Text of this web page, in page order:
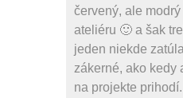
červený, ale
ateliéru 🙂 a šak
jeden niekde
zákerné, ako kedy
na projekte prihodí.